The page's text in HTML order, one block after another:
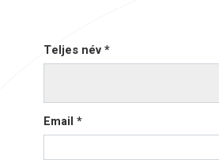
Teljes név *
Email *